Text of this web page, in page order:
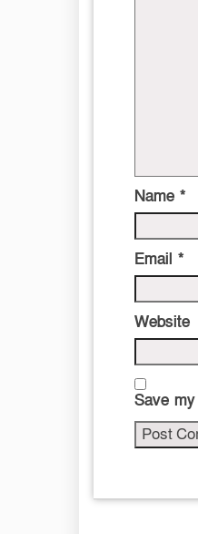
Name *
Email *
Website
Save